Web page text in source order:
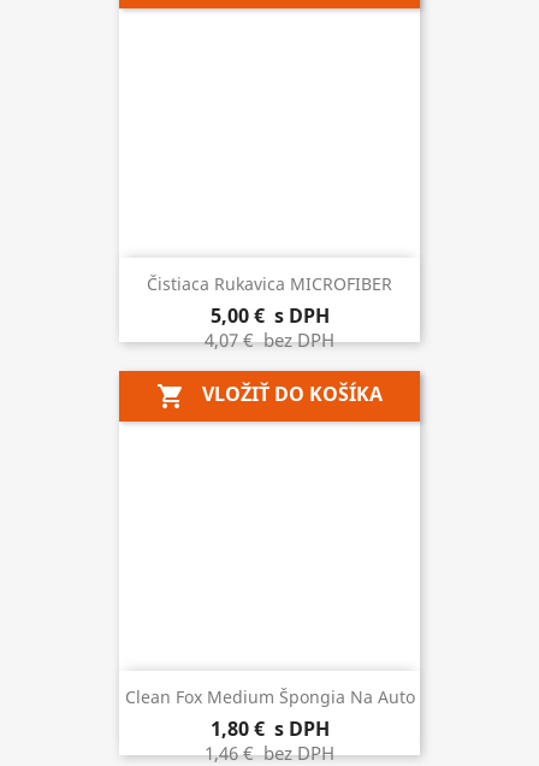
Čistiaca Rukavica MICROFIBER
5,00 € s DPH
4,07 €bez DPH
shopping_cart VLOŽIŤ DO KOŠÍKA
Clean Fox Medium Špongia Na Auto
1,80 € s DPH
1,46 €bez DPH